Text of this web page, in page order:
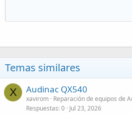
Temas similares
X Audinac QX540
xavirom Reparación de equipos de
Respuestas 0 Jul 23, 2026